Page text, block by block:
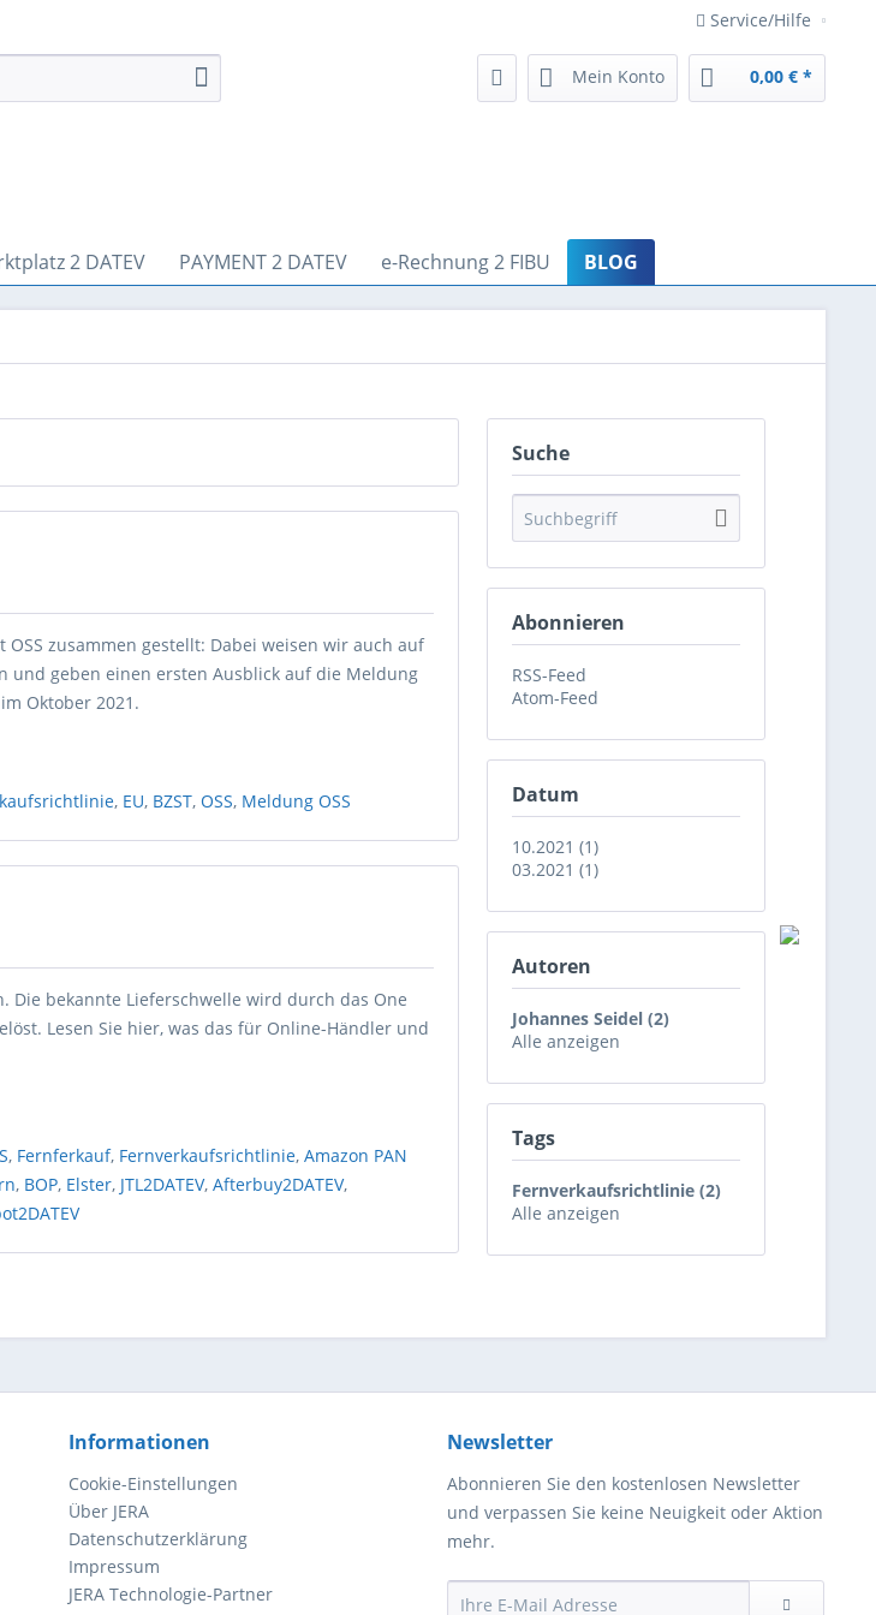
Service/Hilfe
Mein Konto 0,00 € *
2 DATEV PAYMENT 2 DATEV e-Rechnung 2 FIBU BLOG
Suche
Abonnieren
RSS-Feed
Atom-Feed
Datum
10.2021 (1)
03.2021 (1)
Autoren
Johannes Seidel (2)
Alle anzeigen
Tags
Fernverkaufsrichtlinie (2)
Alle anzeigen
zusammen gestellt: Dabei weisen wir auch auf
und geben einen ersten Ausblick auf die Meldung
Oktober 2021.
, EU, BZST,OSS, Meldung OSS
Die bekannte Lieferschwelle wird durch das One
Lesen Sie hier, was das für Online-Händler und
, Fernferkauf, Fernverkaufsrichtlinie,Amazon PAN
, BOP, Elster, JTL2DATEV,Afterbuy2DATEV,
Informationen
Cookie-Einstellungen
Über JERA
Datenschutzerklärung
Impressum
JERA Technologie-Partner
Newsletter
Abonnieren Sie den kostenlosen Newsletter
und verpassen Sie keine Neuigkeit oder Aktion
mehr.